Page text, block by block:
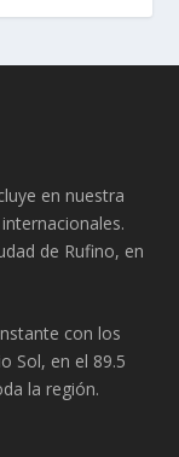
en nuestra
de Rufino, en
con los
Sol, en el 89.5
la región.